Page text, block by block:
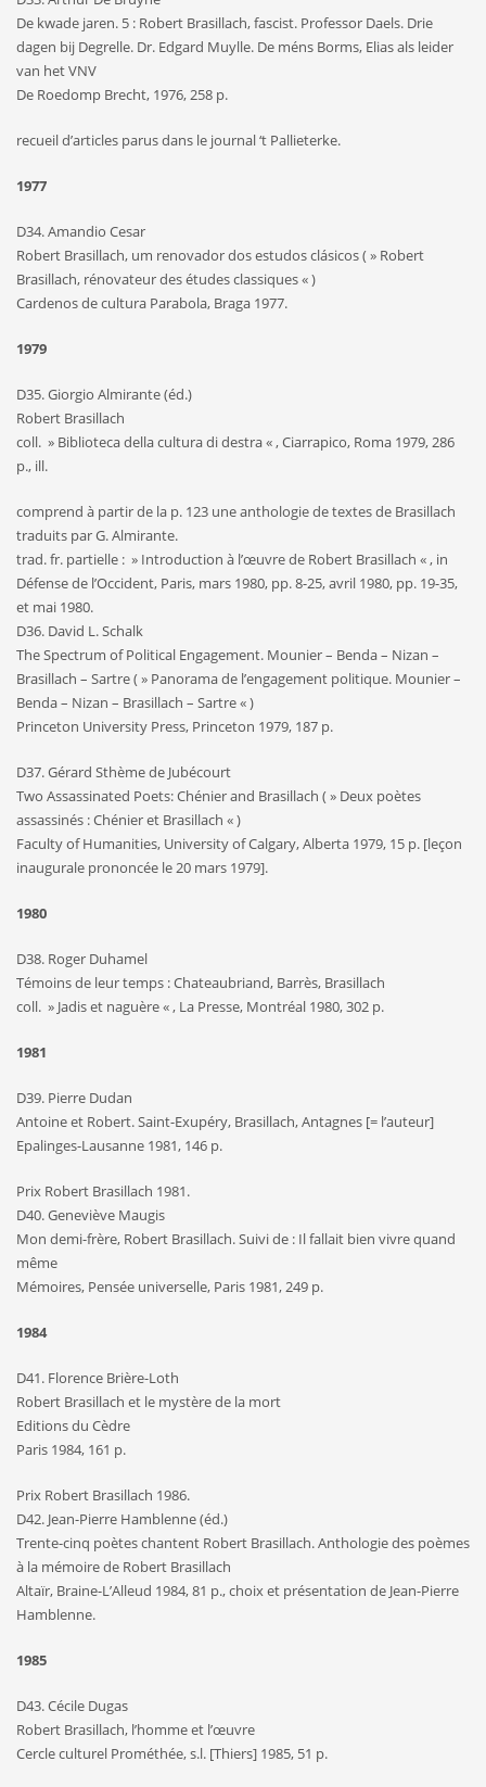
De kwade jaren. 5 : Robert Brasillach, fascist. Professor Daels. Drie
dagen bij Degrelle. Dr. Edgard Muylle. De méns Borms, Elias als leider
van het VNV
De Roedomp Brecht, 1976, 258 p.
recueil d’articles parus dans le journal ‘t Pallieterke.
1977
D34. Amandio Cesar
Robert Brasillach, um renovador dos estudos clásicos ( » Robert
Brasillach, rénovateur des études classiques « )
Cardenos de cultura Parabola, Braga 1977.
1979
D35. Giorgio Almirante (éd.)
Robert Brasillach
coll. » Biblioteca della cultura di destra « , Ciarrapico, Roma 1979, 286
p., ill.
comprend à partir de la p. 123 une anthologie de textes de Brasillach
traduits par G. Almirante.
trad. fr. partielle : » Introduction à l’œuvre de Robert Brasillach « , in
Défense de l’Occident, Paris, mars 1980, pp. 8-25, avril 1980, pp. 19-35,
et mai 1980.
D36. David L. Schalk
The Spectrum of Political Engagement. Mounier – Benda – Nizan –
Brasillach – Sartre ( » Panorama de l’engagement politique. Mounier –
Benda – Nizan – Brasillach – Sartre « )
Princeton University Press, Princeton 1979, 187 p.
D37. Gérard Sthème de Jubécourt
Two Assassinated Poets: Chénier and Brasillach ( » Deux poètes
assassinés : Chénier et Brasillach « )
Faculty of Humanities, University of Calgary, Alberta 1979, 15 p. [leçon
inaugurale prononcée le 20 mars 1979].
1980
D38. Roger Duhamel
Témoins de leur temps : Chateaubriand, Barrès, Brasillach
coll. » Jadis et naguère « , La Presse, Montréal 1980, 302 p.
1981
D39. Pierre Dudan
Antoine et Robert. Saint-Exupéry, Brasillach, Antagnes [= l’auteur]
Epalinges-Lausanne 1981, 146 p.
Prix Robert Brasillach 1981.
D40. Geneviève Maugis
Mon demi-frère, Robert Brasillach. Suivi de : Il fallait bien vivre quand
même
Mémoires, Pensée universelle, Paris 1981, 249 p.
1984
D41. Florence Brière-Loth
Robert Brasillach et le mystère de la mort
Editions du Cèdre
Paris 1984, 161 p.
Prix Robert Brasillach 1986.
D42. Jean-Pierre Hamblenne (éd.)
Trente-cinq poètes chantent Robert Brasillach. Anthologie des poèmes
à la mémoire de Robert Brasillach
Altaïr, Braine-L’Alleud 1984, 81 p., choix et présentation de Jean-Pierre
Hamblenne.
1985
D43. Cécile Dugas
Robert Brasillach, l’homme et l’œuvre
Cercle culturel Prométhée, s.l. [Thiers] 1985, 51 p.